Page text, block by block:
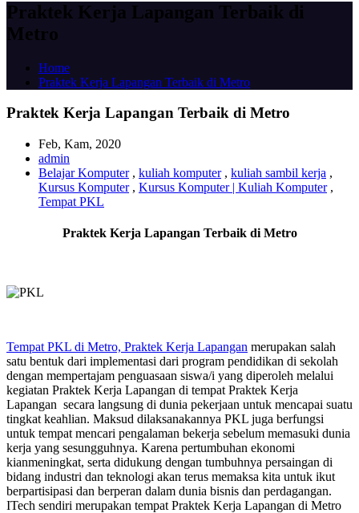
Praktek Kerja Lapangan Terbaik di
Metro
Home
Praktek Kerja Lapangan Terbaik di Metro
Praktek Kerja Lapangan Terbaik di Metro
Feb, Kam, 2020
admin
Belajar Komputer, kuliah komputer, kuliah sambil kerja ,
Kursus Komputer, Kursus Komputer | Kuliah Komputer,
Tempat PKL
Praktek Kerja Lapangan Terbaik di Metro
Tempat PKL di Metro, Praktek Kerja Lapangan merupakan salah
satu bentuk dari implementasi dari program pendidikan di sekolah
dengan mempertajam penguasaan siswa/i yang diperoleh melalui
kegiatan Praktek Kerja Lapangan di tempat Praktek Kerja
Lapangan secara langsung di dunia pekerjaan untuk mencapai suatu
tingkat keahlian. Maksud dilaksanakannya PKL juga berfungsi
untuk tempat mencari pengalaman bekerja sebelum memasuki dunia
kerja yang sesungguhnya. Karena pertumbuhan ekonomi
kianmeningkat, serta didukung dengan tumbuhnya persaingan di
bidang industri dan teknologi akan terus memaksa kita untuk ikut
berpartisipasi dan berperan dalam dunia bisnis dan perdagangan.
ITech sendiri merupakan tempat Praktek Kerja Lapangan di Metro